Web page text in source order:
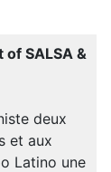
of SALSA &
deux
et aux
Latino une